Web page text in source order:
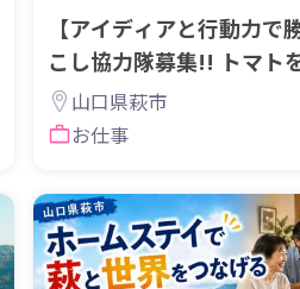
【アイディアと行動力で
こし協力隊募集!! トマト
商品を作りませんか？
山口県萩市
お仕事